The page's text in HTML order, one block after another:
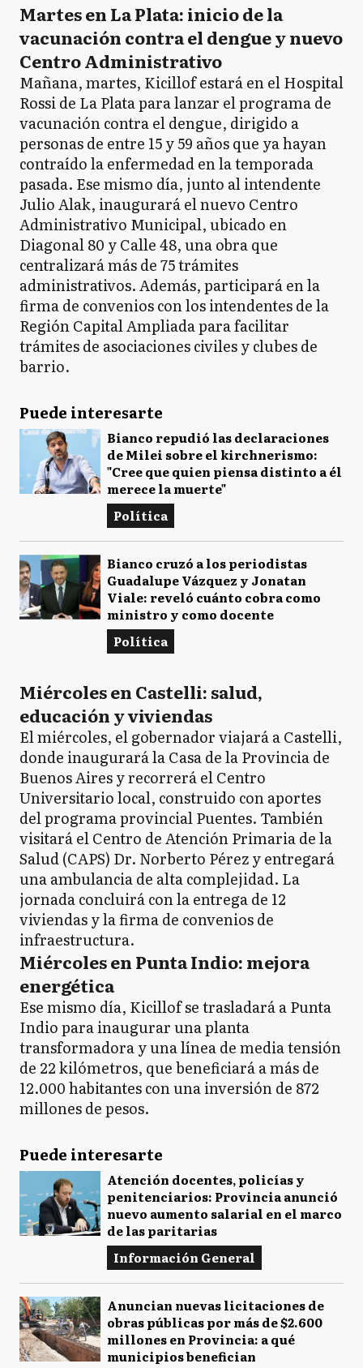
Martes en La Plata: inicio de la
vacunación contra el dengue y nuevo
Centro Administrativo
Mañana, martes, Kicillof estará en el Hospital
Rossi de La Plata para lanzar el programa de
vacunación contra el dengue, dirigido a
personas de entre 15 y 59 años que ya hayan
contraído la enfermedad en la temporada
pasada. Ese mismo día, junto al intendente
Julio Alak, inaugurará el nuevo Centro
Administrativo Municipal, ubicado en
Diagonal 80 y Calle 48, una obra que
centralizará más de 75 trámites
administrativos. Además, participará en la
firma de convenios con los intendentes de la
Región Capital Ampliada para facilitar
trámites de asociaciones civiles y clubes de
barrio.
Puede interesarte
Bianco repudió las declaraciones
de Milei sobre el kirchnerismo:
"Cree que quien piensa distinto a él
merece la muerte"
Política
Bianco cruzó a los periodistas
Guadalupe Vázquez y Jonatan
Viale: reveló cuánto cobra como
ministro y como docente
Política
Miércoles en Castelli: salud,
educación y viviendas
El miércoles, el gobernador viajará a Castelli,
donde inaugurará la Casa de la Provincia de
Buenos Aires y recorrerá el Centro
Universitario local, construido con aportes
del programa provincial Puentes. También
visitará el Centro de Atención Primaria de la
Salud (CAPS) Dr. Norberto Pérez y entregará
una ambulancia de alta complejidad. La
jornada concluirá con la entrega de 12
viviendas y la firma de convenios de
infraestructura.
Miércoles en Punta Indio: mejora
energética
Ese mismo día, Kicillof se trasladará a Punta
Indio para inaugurar una planta
transformadora y una línea de media tensión
de 22 kilómetros, que beneficiará a más de
12.000 habitantes con una inversión de 872
millones de pesos.
Puede interesarte
Atención docentes, policías y
penitenciarios: Provincia anunció
nuevo aumento salarial en el marco
de las paritarias
Información General
Anuncian nuevas licitaciones de
obras públicas por más de $2.600
millones en Provincia: a qué
municipios benefician